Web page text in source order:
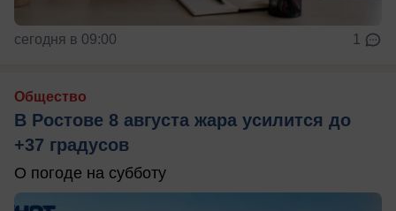
сегодня в 09:00 1
Общество
В Ростове 8 августа жара усилится до
+37 градусов
О погоде на субботу